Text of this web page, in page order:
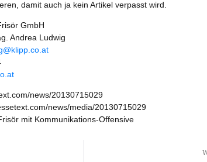
damit auch ja kein Artikel verpasst wird.
GmbH
Andrea Ludwig
news/20130715029
news/media/20130715029
mit Kommunikations-Offensive